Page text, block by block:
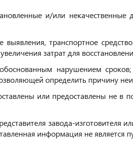
и/или
транспортное
затрат для
нарушением
определить причину
или предоставлены не
завода-изготовителя
информация не является